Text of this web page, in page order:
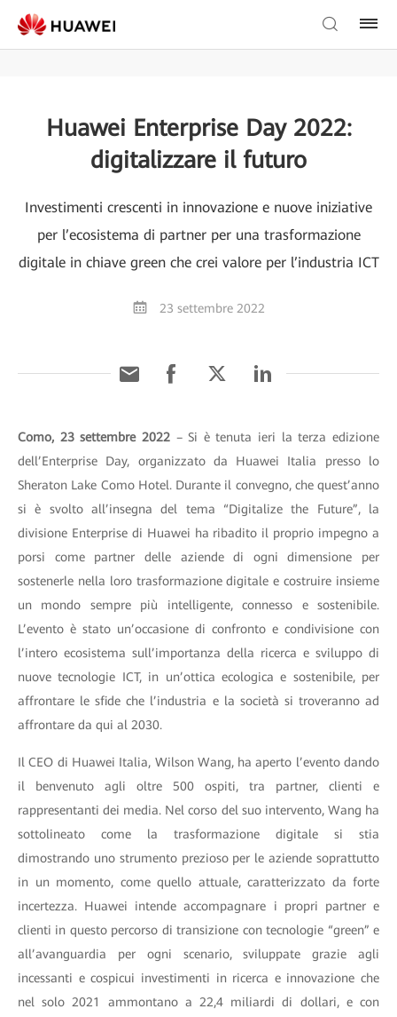
Huawei Enterprise Day 2022:
digitalizzare il futuro
Investimenti crescenti in innovazione e nuove iniziative
per l’ecosistema di partner per una trasformazione
digitale in chiave green che crei valore per l’industria ICT
23 settembre 2022
Como, 23 settembre 2022– Si è tenuta ieri la terza edizione
dell’Enterprise Day, organizzato da Huawei Italia presso lo
Sheraton Lake Como Hotel. Durante il convegno, che quest’anno
si è svolto all’insegna del tema “Digitalize the Future”, la
divisione Enterprise di Huawei ha ribadito il proprio impegno a
porsi come partner delle aziende di ogni dimensione per
sostenerle nella loro trasformazione digitale e costruire insieme
un mondo sempre più intelligente, connesso e sostenibile.
L’evento è stato un’occasione di confronto e condivisione con
l’intero ecosistema sull’importanza della ricerca e sviluppo di
nuove tecnologie ICT, in un’ottica ecologica e sostenibile, per
affrontare le sfide che l’industria e la società si troveranno ad
affrontare da qui al 2030.
Il CEO di Huawei Italia, Wilson Wang, ha aperto l’evento dando
il benvenuto agli oltre 500 ospiti, tra partner, clienti e
rappresentanti dei media. Nel corso del suo intervento, Wang ha
sottolineato come la trasformazione digitale si stia
dimostrando uno strumento prezioso per le aziende soprattutto
in un momento, come quello attuale, caratterizzato da forte
incertezza. Huawei intende accompagnare i propri partner e
clienti in questo percorso di transizione con tecnologie “green” e
all’avanguardia per ogni scenario, sviluppate grazie agli
incessanti e cospicui investimenti in ricerca e innovazione che
nel solo 2021 ammontano a 22,4 miliardi di dollari, e con